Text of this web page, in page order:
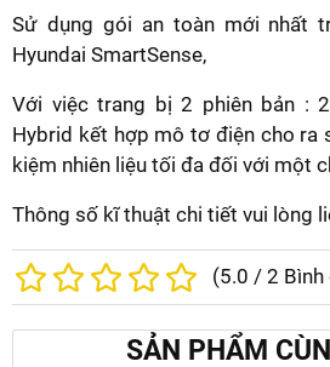
Sử dụng gói an toàn mới nhất
Hyundai SmartSense,
Với việc trang bị 2 phiên bản :
Hybrid kết hợp mô tơ điện cho ra
kiệm nhiên liệu tối đa đối với một
Thông số kĩ thuật chi tiết vui lòng
(5.0 / 2 Bình
SẢN PHẨM